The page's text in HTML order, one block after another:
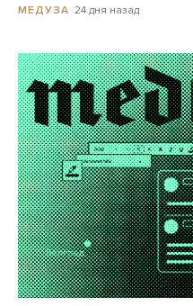
МЕДУЗА 24 дня назад